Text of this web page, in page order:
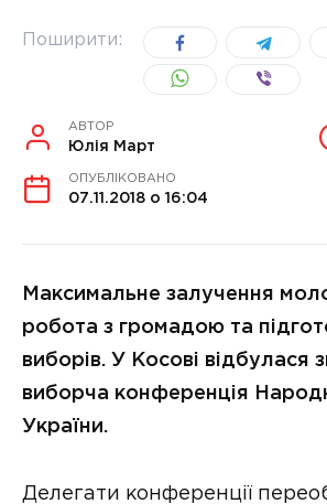
Поширити:
АВТОР
Юлія Март
ОПУБЛІКОВАНО
07.11.2018 о 16:04
Максимальне залучення
робота з громадою та
виборів. У Косові відбулася
виборча конференція
України.
Делегати конференції